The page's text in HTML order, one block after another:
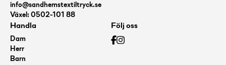
info@sandhemstextiltryck.se
Växel: 0502-101 88
Handla
Dam
Herr
Barn
Följ oss